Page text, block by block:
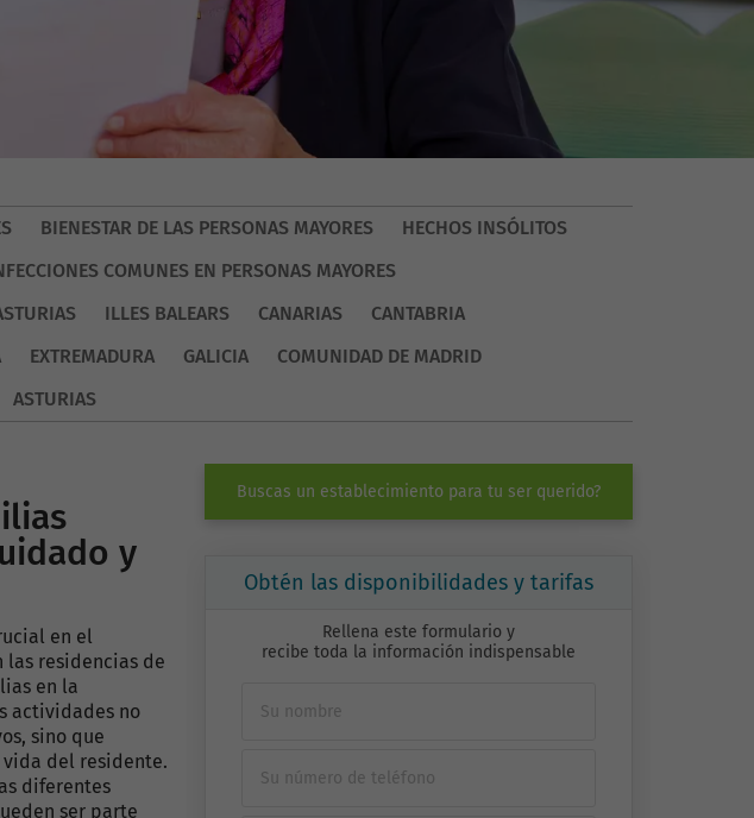
BIENESTAR DE LAS PERSONAS MAYORES
HECHOS INSÓLITOS
COMUNES EN PERSONAS MAYORES
ILLES BALEARS CANARIAS
CANTABRIA
EXTREMADURA GALICIA
COMUNIDAD DE MADRID
ASTURIAS
y
en el
las residencias de
en la
actividades no
sino que
del residente.
diferentes
ser parte
Buscas un establecimiento para tu ser querido?
Obtén las disponibilidades y tarifas
Rellena este formulario y
recibe toda la información indispensable